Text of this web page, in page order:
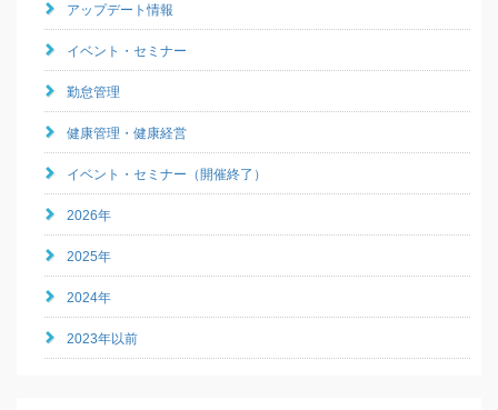
アップデート情報
イベント・セミナー
勤怠管理
健康管理・健康経営
イベント・セミナー（開催終了）
2026年
2025年
2024年
2023年以前